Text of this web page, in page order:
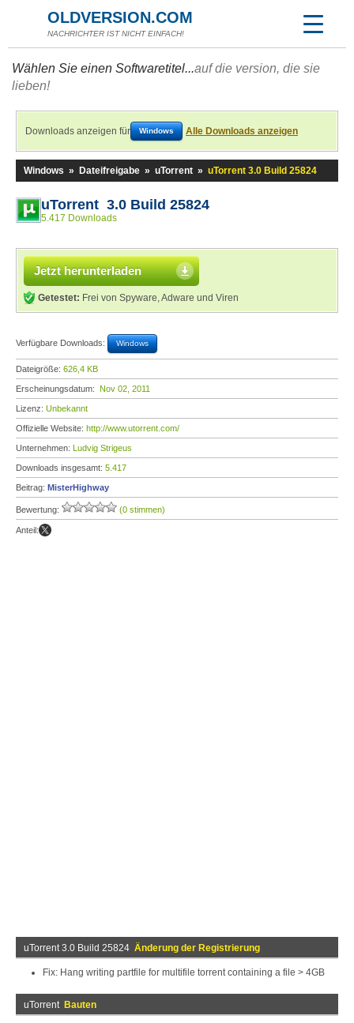
OLDVERSION.COM
NACHRICHTER IST NICHT EINFACH!
Wählen Sie einen Softwaretitel...auf die version, die sie
lieben!
Downloads anzeigen für Windows Alle Downloads anzeigen
Windows » Dateifreigabe » uTorrent » uTorrent 3.0 Build 25824
uTorrent 3.0 Build 25824
5.417 Downloads
Jetzt herunterladen
Getestet: Frei von Spyware, Adware und Viren
Verfügbare Downloads: Windows
Dateigröße: 626,4 KB
Erscheinungsdatum: Nov 02, 2011
Lizenz: Unbekannt
Offizielle Website: http://www.utorrent.com/
Unternehmen: Ludvig Strigeus
Downloads insgesamt: 5.417
Beitrag: MisterHighway
Bewertung: (0 stimmen)
Anteil:
uTorrent 3.0 Build 25824 Änderung der Registrierung
Fix: Hang writing partfile for multifile torrent containing a file > 4GB
uTorrent Bauten